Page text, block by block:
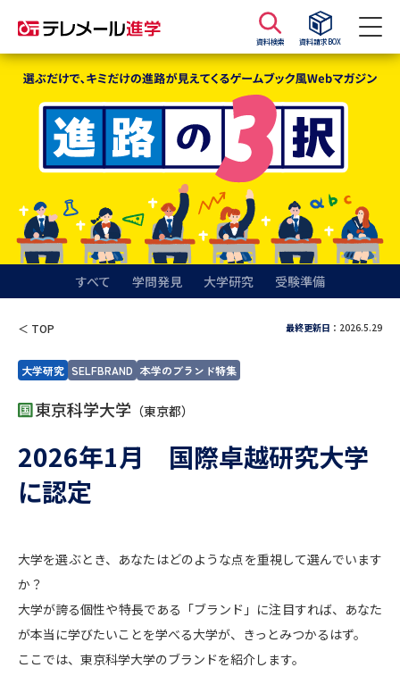
資料検索 資料請求BOX
資料検索
大学・短大の資料種類から請求
大学パンフ 学部・学科パンフ
総合型選抜・学校推薦型選抜 募
集要項＆願書
大学入学共通テスト利用選抜の
募集要項＆願書
大学・短大以外の資料から請求
専門学校の資料請求
留学・進学関連、塾・予備校
大学入学共通テスト「受験案
内」の請求
大学入学共通テスト「受験上の
配慮案内」の請求
高等学校（情報）教員資格認定
試験
大学研究 大学検索
すべて 学問発見 大学研究 受験準備
＜ TOP 最終更新日 ：2026.5.29
大学研究 SELFBRAND 本学のブランド特集
東京科学大学 （東京都）
2026年1月 国際卓越研究大学
に認定
大学を選ぶとき、あなたはどのような点を重視して選んでいます
か？
大学が誇る個性や特長である「ブランド」に注目すれば、あなた
が本当に学びたいことを学べる大学が、きっとみつかるはず。
ここでは、東京科学大学のブランドを紹介します。